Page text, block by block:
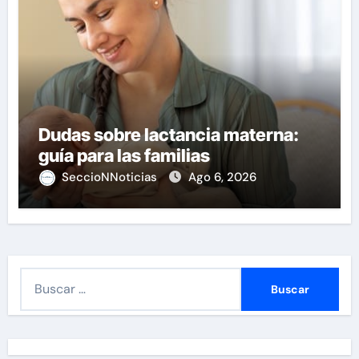
Dudas sobre lactancia materna:
guía para las familias
SeccioNNoticias Ago 6, 2026